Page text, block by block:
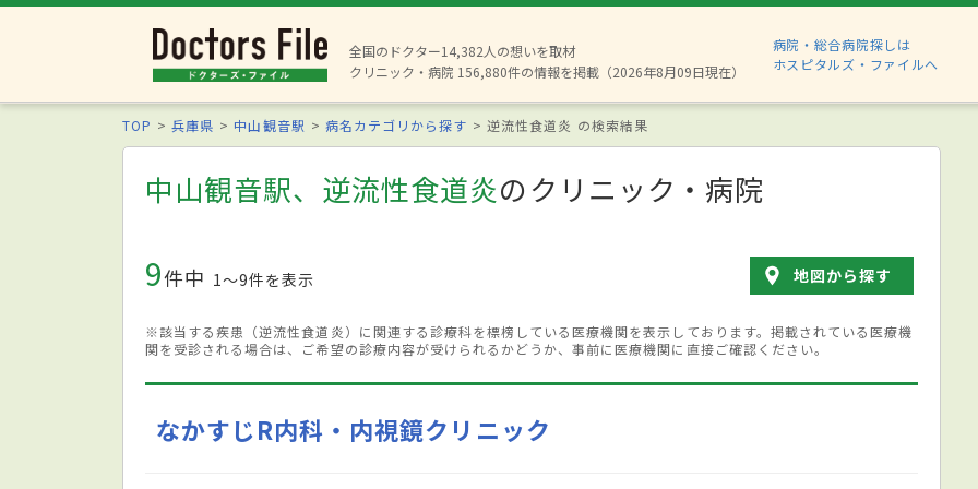
全国のドクター14,382人の想いを取材
クリニック・病院 156,880件の情報を掲載（2026年8月09日現在）
病院・総合病院探しは
ホスピタルズ・ファイルへ
TOP 兵庫県 中山観音駅 病名カテゴリから探す 逆流性食道炎 の検索結果
中山観音駅、逆流性食道炎のクリニック・病院
9件中 1〜9件を表示 地図から探す
※該当する疾患（逆流性食道炎）に関連する診療科を標榜している医療機関を表示しております。掲載されている医療機
関を受診される場合は、ご希望の診療内容が受けられるかどうか、事前に医療機関に直接ご確認ください。
なかすじR内科・内視鏡クリニック